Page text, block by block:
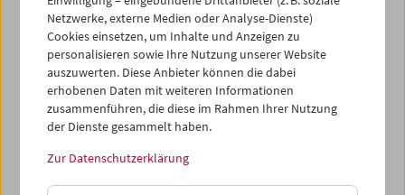
iCalender
Programmheft-PDF
English language or subtitles
< Vorherige Woche
Mo 20.9.
Netzwerke, externe Medien oder Analyse-Dienste)
Cookies einsetzen, um Inhalte und Anzeigen zu
personalisieren sowie Ihre Nutzung unserer Website
auszuwerten. Diese Anbieter können die dabei
erhobenen Daten mit weiteren Informationen
zusammenführen, die diese im Rahmen Ihrer Nutzung
der Dienste gesammelt haben.
Zur Datenschutzerklärung